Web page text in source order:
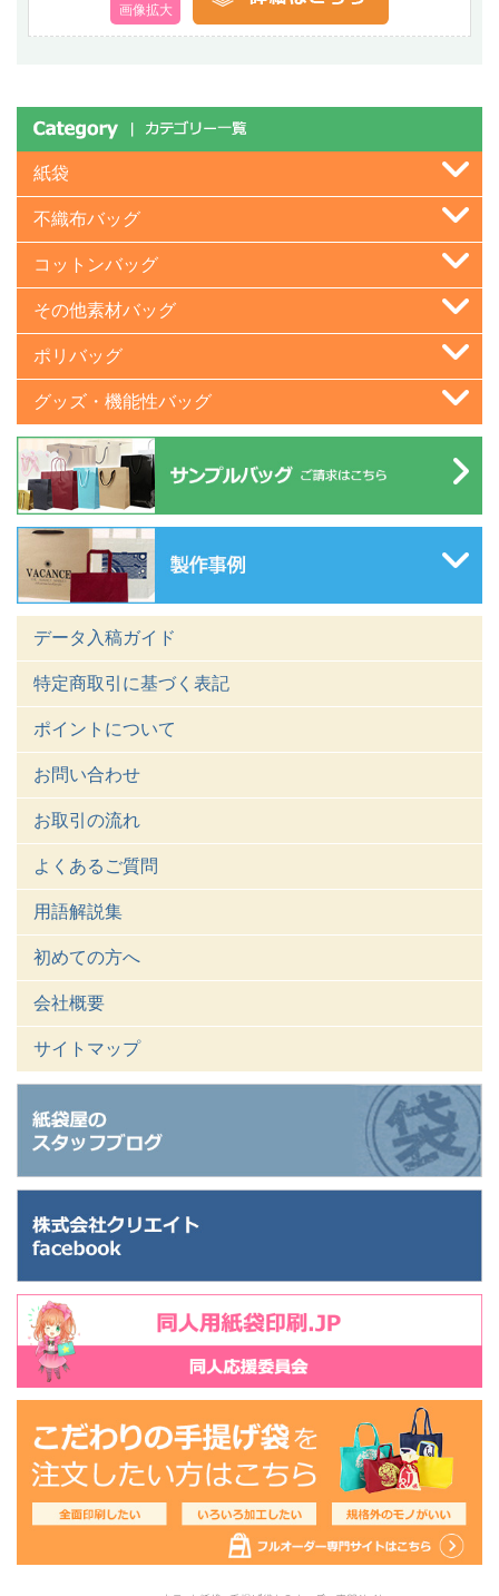
紙袋
不織布バッグ
コットンバッグ
その他素材バッグ
ポリバッグ
グッズ・機能性バッグ
データ入稿ガイド
特定商取引に基づく表記
ポイントについて
お問い合わせ
お取引の流れ
よくあるご質問
用語解説集
初めての方へ
会社概要
サイトマップ